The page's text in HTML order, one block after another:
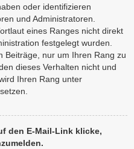
oder identifizieren
und Administratoren.
eines Ranges nicht direkt
festgelegt wurden.
Beiträge, nur um Ihren Rang zu
dieses Verhalten nicht und
Ihren Rang unter
den E-Mail-Link klicke,